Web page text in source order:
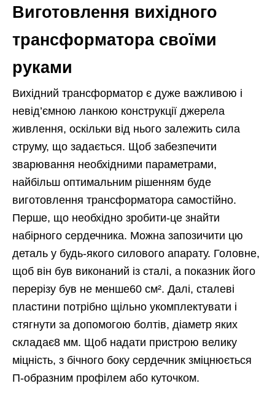
Виготовлення вихідного
трансформатора своїми
руками
Вихідний трансформатор є дуже важливою і
невід’ємною ланкою конструкції джерела
живлення, оскільки від нього залежить сила
струму, що задається. Щоб забезпечити
зварювання необхідними параметрами,
найбільш оптимальним рішенням буде
виготовлення трансформатора самостійно.
Перше, що необхідно зробити-це знайти
набірного сердечника. Можна запозичити цю
деталь у будь-якого силового апарату. Головне,
щоб він був виконаний із сталі, а показник його
перерізу був не менше60 см². Далі, сталеві
пластини потрібно щільно укомплектувати і
стягнути за допомогою болтів, діаметр яких
складає8 мм. Щоб надати пристрою велику
міцність, з бічного боку сердечник зміцнюється
П-образним профілем або куточком.